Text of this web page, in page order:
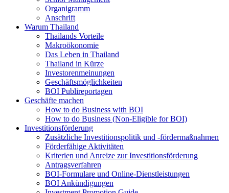
Organigramm
Anschrift
Warum Thailand
Thailands Vorteile
Makroökonomie
Das Leben in Thailand
Thailand in Kürze
Investorenmeinungen
Geschäftsmöglichkeiten
BOI Publireportagen
Geschäfte machen
How to do Business with BOI
How to do Business (Non-Eligible for BOI)
Investitionsförderung
Zusätzliche Investitionspolitik und -fördermaßnahmen
Förderfähige Aktivitäten
Kriterien und Anreize zur Investitionsförderung
Antragsverfahren
BOI-Formulare und Online-Dienstleistungen
BOI Ankündigungen